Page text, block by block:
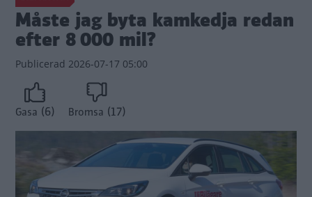
Måste jag byta kamkedja redan
efter 8 000 mil?
Publicerad 2026-07-17 05:00
Gasa (6) Bromsa (17)